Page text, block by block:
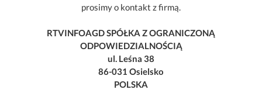
prosimy o kontakt z firmą.
RTVINFOAGD SPÓŁKA Z OGRANICZONĄ
ODPOWIEDZIALNOŚCIĄ
ul. Leśna 38
86-031 Osielsko
POLSKA